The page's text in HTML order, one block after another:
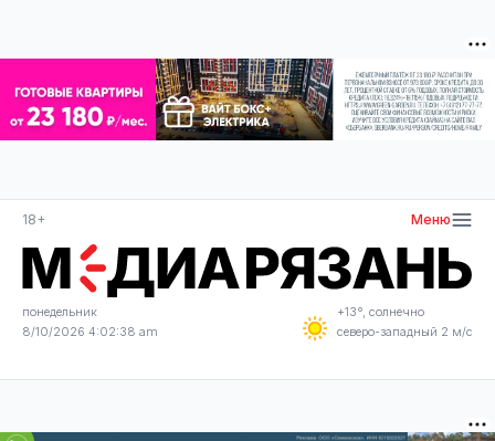
18+ Меню
понедельник
8/10/2026 4:02:39 am
+13°, солнечно
северо-западный 2 м/с